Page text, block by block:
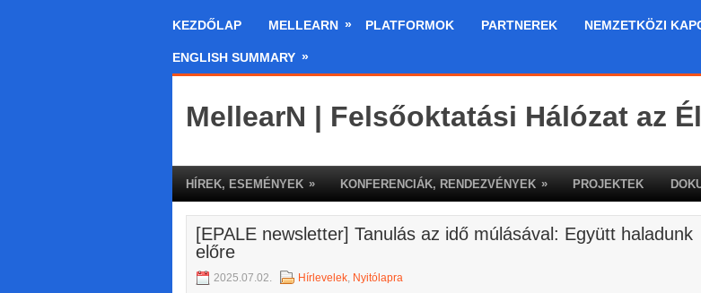
KEZDŐLAP MELLEARN » PLATFORMOK PARTNEREK NEMZETKÖZI
ENGLISH SUMMARY »
MellearN | Felsőoktatási Hálózat az
HÍREK, ESEMÉNYEK » KONFERENCIÁK, RENDEZVÉNYEK » PROJEKTEK
[EPALE newsletter] Tanulás az idő múlásával: Együtt haladunk
előre
2025.07.02. Hírlevelek, Nyitólapra